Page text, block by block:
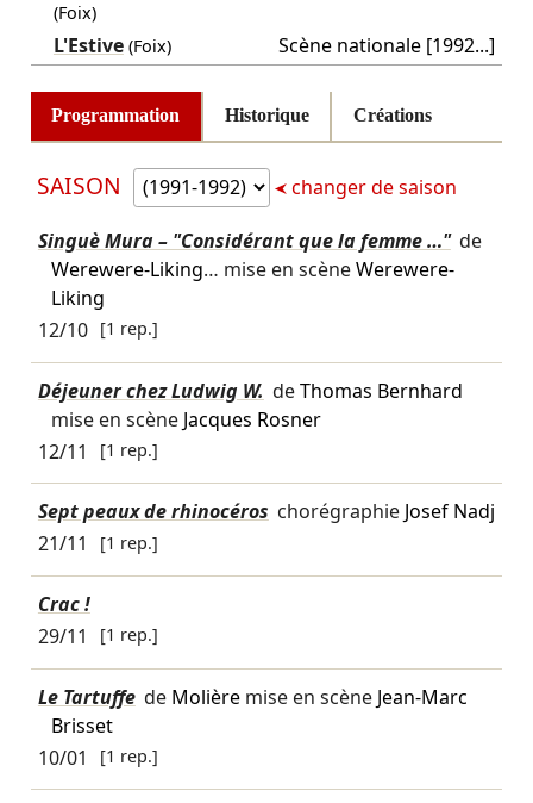
(Foix)
L'Estive(Foix) Scène nationale [1992...]
Programmation Historique Créations
SAISON changer de saison
Singuè Mura – "Considérant que la femme …" de
Werewere-Liking… mise en scèneWerewere-
Liking
12/10 [1 rep.]
Déjeuner chez Ludwig W. deThomas Bernhard
mise en scène Jacques Rosner
12/11
[1 rep.]
Sept peaux de rhinocéros chorégraphie Josef Nadj
21/11
[1 rep.]
Crac !
29/11
[1 rep.]
Le Tartuffe de Molièremise en scène Jean-Marc
Brisset
10/01
[1 rep.]